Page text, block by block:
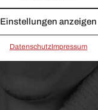
Einstellungen anzeigen
Daten­schutzImpressum